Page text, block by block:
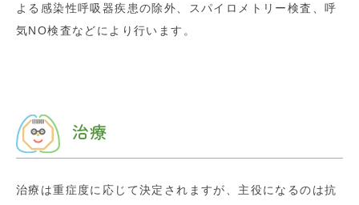
よる感染性呼吸器疾患の除外、スパイロメトリー検査、呼
気NO検査などにより行います。
治療
治療は重症度に応じて決定されますが、主役になるのは抗